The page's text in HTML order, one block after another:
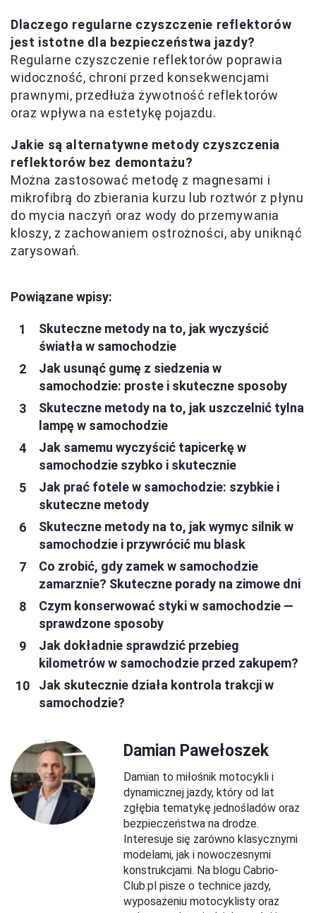
Dlaczego regularne czyszczenie reflektorów
jest istotne dla bezpieczeństwa jazdy?
Regularne czyszczenie reflektorów poprawia
widoczność, chroni przed konsekwencjami
prawnymi, przedłuża żywotność reflektorów
oraz wpływa na estetykę pojazdu.
Jakie są alternatywne metody czyszczenia
reflektorów bez demontażu?
Można zastosować metodę z magnesami i
mikrofibrą do zbierania kurzu lub roztwór z płynu
do mycia naczyń oraz wody do przemywania
kloszy, z zachowaniem ostrożności, aby uniknąć
zarysowań.
Powiązane wpisy:
Skuteczne metody na to, jak wyczyścić
światła w samochodzie
Jak usunąć gumę z siedzenia w
samochodzie: proste i skuteczne sposoby
Skuteczne metody na to, jak uszczelnić tylna
lampę w samochodzie
Jak samemu wyczyścić tapicerkę w
samochodzie szybko i skutecznie
Jak prać fotele w samochodzie: szybkie i
skuteczne metody
Skuteczne metody na to, jak wymyc silnik w
samochodzie i przywrócić mu blask
Co zrobić, gdy zamek w samochodzie
zamarznie? Skuteczne porady na zimowe dni
Czym konserwować styki w samochodzie —
sprawdzone sposoby
Jak dokładnie sprawdzić przebieg
kilometrów w samochodzie przed zakupem?
Jak skutecznie działa kontrola trakcji w
samochodzie?
Damian Pawełoszek
Damian to miłośnik motocykli i
dynamicznej jazdy, który od lat
zgłębia tematykę jednośladów oraz
bezpieczeństwa na drodze.
Interesuje się zarówno klasycznymi
modelami, jak i nowoczesnymi
konstrukcjami. Na blogu Cabrio-
Club.pl pisze o technice jazdy,
wyposażeniu motocyklisty oraz